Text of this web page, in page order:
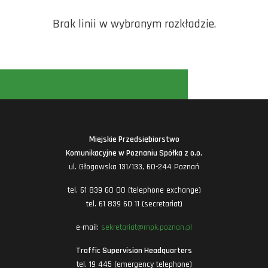
Brak linii w wybranym rozkładzie.
Miejskie Przedsiębiorstwo
Komunikacyjne w Poznaniu Spółka z o.o.
ul. Głogowska 131/133, 60-244 Poznań
tel. 61 839 60 00 (telephone exchange)
tel. 61 839 60 11 (secretariat)
e-mail: sekretariat@mpk.poznan.pl
Traffic Supervision Headquarters
tel. 19 445 (emergency telephone)